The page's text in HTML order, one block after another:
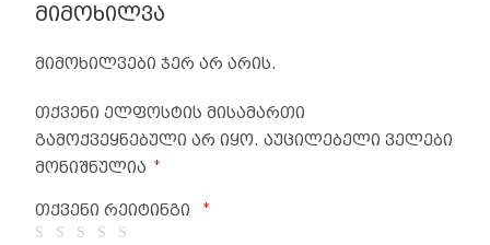
მიმოხილვა
მიმოხილვები ჯერ არ არის.
თქვენი ელფოსტის მისამართი
გამოქვეყნებული არ იყო. აუცილებელი ველები
მონიშნულია
*
თქვენი რეიტინგი *